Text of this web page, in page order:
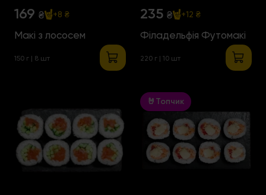
169 ₴ +8 ₴
Макі з лососем
150 г | 8 шт
235 ₴ +12 ₴
Філадельфія Футомакі
220 г | 10 шт
🤘Топчик